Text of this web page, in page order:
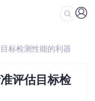
标检测性能的利器
评估目标检